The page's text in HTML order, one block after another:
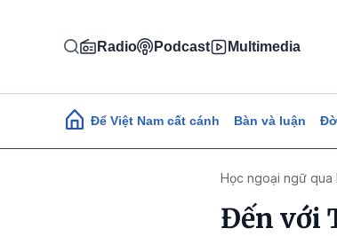
Radio Podcast Multimedia
Main navigation
Để Việt Nam cất cánh Bàn và luận
Học ngoại ngữ qua
Đến với